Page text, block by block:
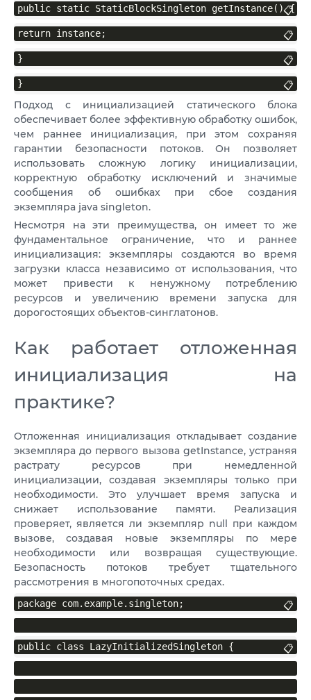
public static StaticBlockSingleton getInstance() {
📋
return instance; 📋
} 📋
} 📋
Подход с инициализацией статического блока
обеспечивает более эффективную обработку ошибок,
чем раннее инициализация, при этом сохраняя
гарантии безопасности потоков. Он позволяет
использовать сложную логику инициализации,
корректную обработку исключений и значимые
сообщения об ошибках при сбое создания
экземпляра java singleton.
Несмотря на эти преимущества, он имеет то же
фундаментальное ограничение, что и раннее
инициализация: экземпляры создаются во время
загрузки класса независимо от использования, что
может привести к ненужному потреблению
ресурсов и увеличению времени запуска для
дорогостоящих объектов-синглатонов.
Как работает отложенная
инициализация на
практике?
Отложенная инициализация откладывает создание
экземпляра до первого вызова getInstance, устраняя
растрату ресурсов при немедленной
инициализации, создавая экземпляры только при
необходимости. Это улучшает время запуска и
снижает использование памяти. Реализация
проверяет, является ли экземпляр null при каждом
вызове, создавая новые экземпляры по мере
необходимости или возвращая существующие.
Безопасность потоков требует тщательного
рассмотрения в многопоточных средах.
package com.example.singleton; 📋
public class LazyInitializedSingleton { 📋